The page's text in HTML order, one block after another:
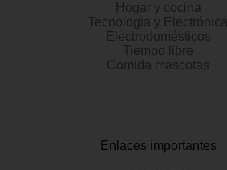
Hogar y cocina
Tecnologia y Electrónica
Electrodomésticos
Tiempo libre
Comida mascotas
Enlaces importantes